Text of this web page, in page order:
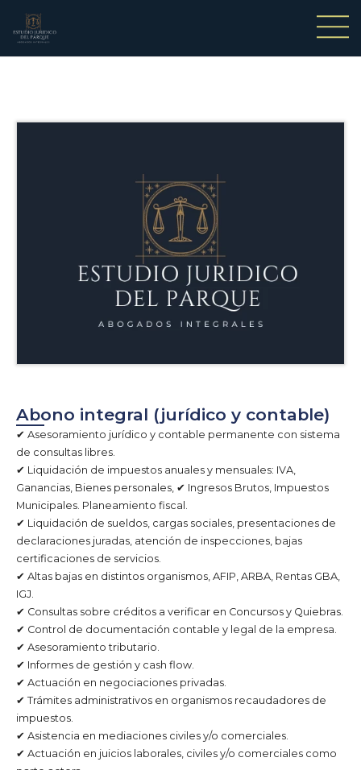
Abono integral (jurídico y contable)
✔ Asesoramiento jurídico y contable permanente con sistema
de consultas libres.
✔ Liquidación de impuestos anuales y mensuales: IVA,
Ganancias, Bienes personales, ✔ Ingresos Brutos, Impuestos
Municipales. Planeamiento fiscal.
✔ Liquidación de sueldos, cargas sociales, presentaciones de
declaraciones juradas, atención de inspecciones, bajas
certificaciones de servicios.
✔ Altas bajas en distintos organismos, AFIP, ARBA, Rentas GBA,
IGJ.
✔ Consultas sobre créditos a verificar en Concursos y Quiebras.
✔ Control de documentación contable y legal de la empresa.
✔ Asesoramiento tributario.
✔ Informes de gestión y cash flow.
✔ Actuación en negociaciones privadas.
✔ Trámites administrativos en organismos recaudadores de
impuestos.
✔ Asistencia en mediaciones civiles y/o comerciales.
✔ Actuación en juicios laborales, civiles y/o comerciales como